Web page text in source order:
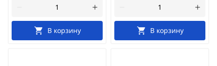
В корзину В корзину